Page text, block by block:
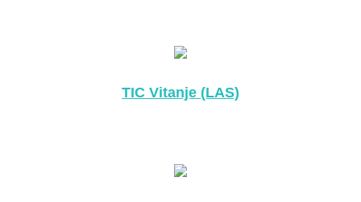
TIC Vitanje (LAS)